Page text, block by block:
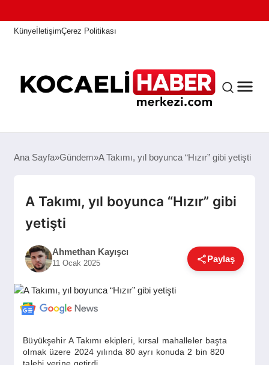
KünyeİletişimÇerez Politikası
ANASAYFA
KOCAELI HABER
GÜNDEM
Ana Sayfa Gündem A Takımı, yıl boyunca “Hızır” gibi yetişti
A Takımı, yıl boyunca “Hızır” gibi
yetişti
Ahmethan Kayışcı
11 Ocak 2025 Paylaş
Büyükşehir A Takımı ekipleri, kırsal mahalleler başta
olmak üzere 2024 yılında 80 ayrı konuda 2 bin 820